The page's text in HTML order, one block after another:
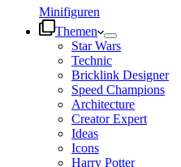
Minifiguren
Themen
Star Wars
Technic
Bricklink Designer
Speed Champions
Architecture
Creator Expert
Ideas
Icons
Harry Potter